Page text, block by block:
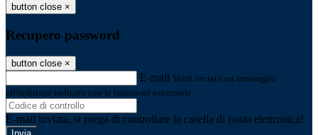
button close ×
Recupero password
button close ×
E-mail Verrà inviato un messaggio
all'indirizzo indicato con le istruzioni necessarie.
E-mail inviata, si prega di controllare la casella di posta elettronica!